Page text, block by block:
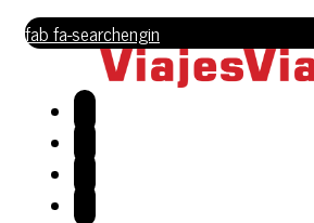
fab fa-searchengin